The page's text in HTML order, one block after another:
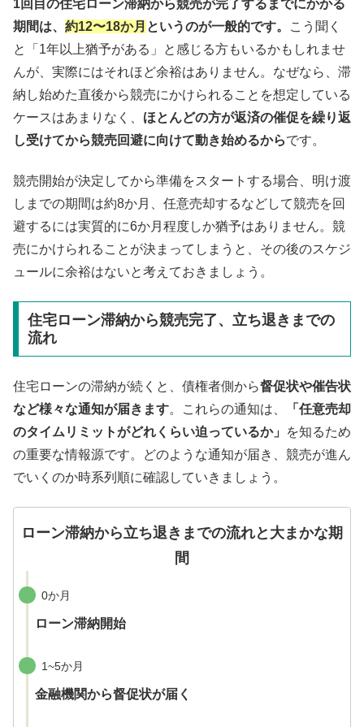
1回目の住宅ローン滞納から競売が完了するまでにかかる
期間は、 約12〜18か月 というのが一般的です。
こう聞く
と「1年以上猶予がある」と感じる方もいるかもしれませ
んが、実際にはそれほど余裕はありません。なぜなら、滞
納し始めた直後から競売にかけられることを想定している
ケースはあまりなく、 ほとんどの方が返済の催促を繰り返
し受けてから競売回避に向けて動き始めるからです。
競売開始が決定してから準備をスタートする場合、明け渡
しまでの期間は約8か月、任意売却するなどして競売を回
避するには実質的に6か月程度しか猶予はありません。競
売にかけられることが決まってしまうと、その後のスケジ
ュールに余裕はないと考えておきましょう。
住宅ローン滞納から競売完了、立ち退きまでの
流れ
住宅ローンの滞納が続くと、債権者側から督促状や催告状
など様々な通知が届きます。これらの通知は、
「任意売却
のタイムリミットがどれくらい迫っているか」
を知るため
の重要な情報源です。どのような通知が届き、競売が進ん
でいくのか時系列順に確認していきましょう。
ローン滞納から立ち退きまでの流れと大まかな期
間
0か月
ローン滞納開始
1~5か月
金融機関から督促状が届く